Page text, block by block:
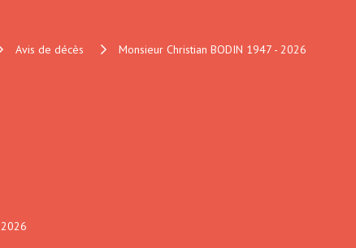
Avis de décès Monsieur Christian BODIN 1947 - 2026
2026